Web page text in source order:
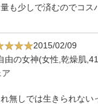
も少しで済むのでコス
2015/02/09
由の女神(女性,乾燥肌
ア
無しでは生きられない